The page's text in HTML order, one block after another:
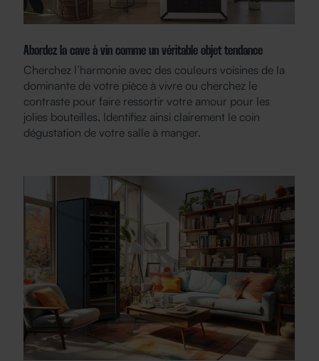
Abordez la cave à vin comme un véritable objet tendance
Cherchez l’harmonie avec des couleurs voisines de la
dominante de votre pièce à vivre ou cherchez le
contraste pour faire ressortir votre amour pour les
jolies bouteilles. Identifiez ainsi clairement le coin
dégustation de votre salle à manger.